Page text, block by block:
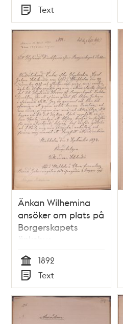
Tid
Typ
Text
Änkan Wilhemina
ansöker om plats på
Borgerskapets
änkehus
Tid
1892
Typ
Text